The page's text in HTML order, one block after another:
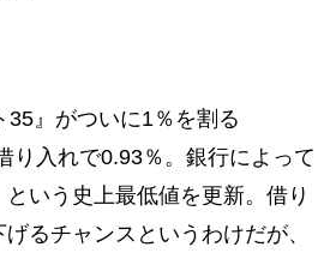
』がついに1％を割る
り入れで0.93％。銀行によって
いう史上最低値を更新。借り
るチャンスというわけだが、